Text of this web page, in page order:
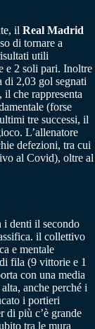
il Real Madrid
di tornare a
utili
e 2 soli pari. Inoltre
di 2,03 gol segnati
che rappresenta
(forse
tre successi, il
L’allenatore
defezioni, tra cui
al Covid), oltre al
i denti il secondo
il collettivo
e mentale
fila (9 vittorie e 1
con una media
anche perché i
i portieri
di più c’è grande
tra le mura